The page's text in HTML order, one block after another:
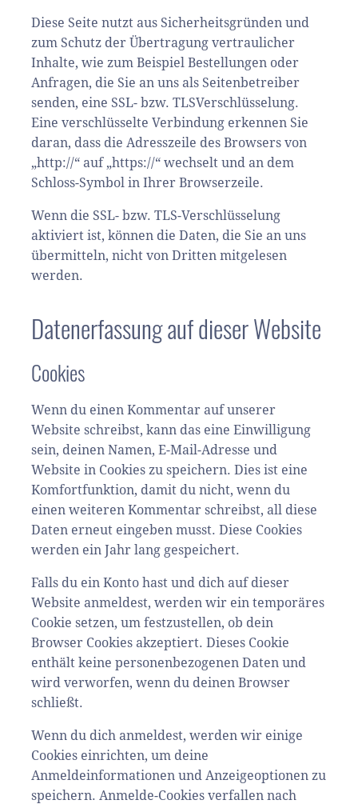
Diese Seite nutzt aus Sicherheitsgründen und
zum Schutz der Übertragung vertraulicher
Inhalte, wie zum Beispiel Bestellungen oder
Anfragen, die Sie an uns als Seitenbetreiber
senden, eine SSL- bzw. TLSVerschlüsselung.
Eine verschlüsselte Verbindung erkennen Sie
daran, dass die Adresszeile des Browsers von
„http://“ auf „https://“ wechselt und an dem
Schloss-Symbol in Ihrer Browserzeile.
Wenn die SSL- bzw. TLS-Verschlüsselung
aktiviert ist, können die Daten, die Sie an uns
übermitteln, nicht von Dritten mitgelesen
werden.
Datenerfassung auf dieser Website
Cookies
Wenn du einen Kommentar auf unserer
Website schreibst, kann das eine Einwilligung
sein, deinen Namen, E-Mail-Adresse und
Website in Cookies zu speichern. Dies ist eine
Komfortfunktion, damit du nicht, wenn du
einen weiteren Kommentar schreibst, all diese
Daten erneut eingeben musst. Diese Cookies
werden ein Jahr lang gespeichert.
Falls du ein Konto hast und dich auf dieser
Website anmeldest, werden wir ein temporäres
Cookie setzen, um festzustellen, ob dein
Browser Cookies akzeptiert. Dieses Cookie
enthält keine personenbezogenen Daten und
wird verworfen, wenn du deinen Browser
schließt.
Wenn du dich anmeldest, werden wir einige
Cookies einrichten, um deine
Anmeldeinformationen und Anzeigeoptionen zu
speichern. Anmelde-Cookies verfallen nach